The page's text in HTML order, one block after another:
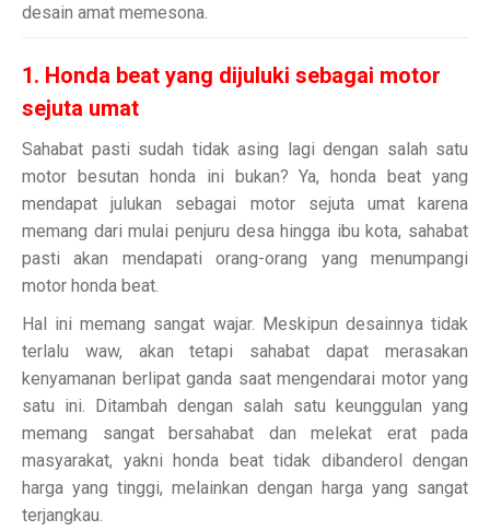
desain amat memesona.
1. Honda beat yang dijuluki sebagai motor
sejuta umat
Sahabat pasti sudah tidak asing lagi dengan salah satu
motor besutan honda ini bukan? Ya, honda beat yang
mendapat julukan sebagai motor sejuta umat karena
memang dari mulai penjuru desa hingga ibu kota, sahabat
pasti akan mendapati orang-orang yang menumpangi
motor honda beat.
Hal ini memang sangat wajar. Meskipun desainnya tidak
terlalu waw, akan tetapi sahabat dapat merasakan
kenyamanan berlipat ganda saat mengendarai motor yang
satu ini. Ditambah dengan salah satu keunggulan yang
memang sangat bersahabat dan melekat erat pada
masyarakat, yakni honda beat tidak dibanderol dengan
harga yang tinggi, melainkan dengan harga yang sangat
terjangkau.